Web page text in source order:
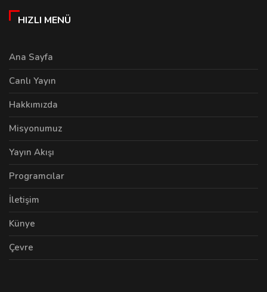
HIZLI MENÜ
Ana Sayfa
Canlı Yayın
Hakkımızda
Misyonumuz
Yayın Akışı
Programcılar
İletişim
Künye
Çevre